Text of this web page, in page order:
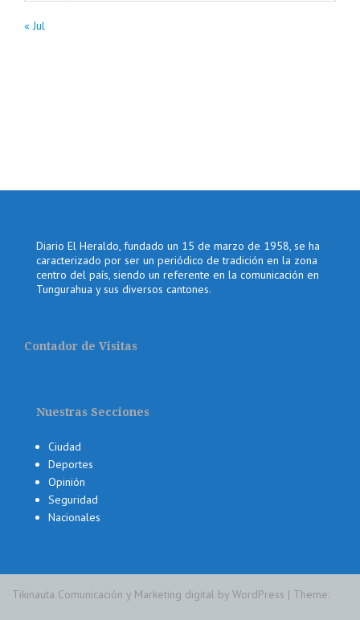
« Jul
Diario El Heraldo, fundado un 15 de marzo de 1958, se ha
caracterizado por ser un periódico de tradición en la zona
centro del país, siendo un referente en la comunicación en
Tungurahua y sus diversos cantones.
Contador de Visitas
Nuestras Secciones
Ciudad
Deportes
Opinión
Seguridad
Nacionales
Tikinauta Comunicación y Marketing digital by WordPress | Theme: